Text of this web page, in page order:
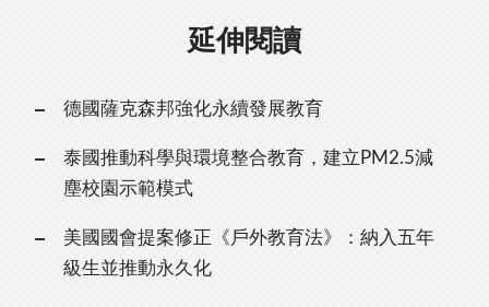
延伸閱讀
德國薩克森邦強化永續發展教育
泰國推動科學與環境整合教育，建立PM2.5減
塵校園示範模式
美國國會提案修正《戶外教育法》：納入五年
級生並推動永久化